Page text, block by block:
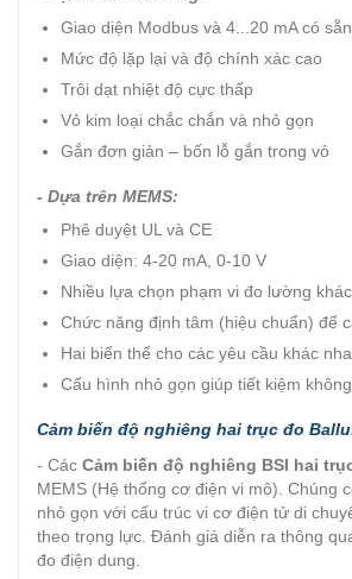
Giao diện Modbus và 4...20 mA có sẵn
Mức độ lặp lại và độ chính xác cao
Trôi dạt nhiệt độ cực thấp
Vỏ kim loại chắc chắn và nhỏ gọn
Gắn đơn giản – bốn lỗ gắn trong vỏ
- Dựa trên MEMS:
Phê duyệt UL và CE
Giao diện: 4-20 mA, 0-10 V
Nhiều lựa chọn phạm vi đo lường
Chức năng định tâm (hiệu chuẩn) để
Hai biến thể cho các yêu cầu khác
Cấu hình nhỏ gọn giúp tiết kiệm
Cảm biến độ nghiêng hai trục đo
- Các Cảm biến độ nghiêng BSI hai
MEMS (Hệ thống cơ điện vi mô). Chúng
nhỏ gọn với cấu trúc vi cơ điện tử di
theo trọng lực. Đánh giá diễn ra thông
đo điện dung.